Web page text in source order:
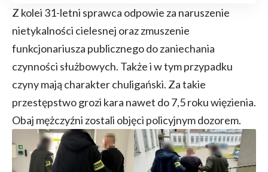
Z kolei 31-letni sprawca odpowie za naruszenie
nietykalności cielesnej oraz zmuszenie
funkcjonariusza publicznego do zaniechania
czynności służbowych. Także i w tym przypadku
czyny mają charakter chuligański. Za takie
przestępstwo grozi kara nawet do 7,5 roku więzienia.
Obaj mężczyźni zostali objęci policyjnym dozorem.